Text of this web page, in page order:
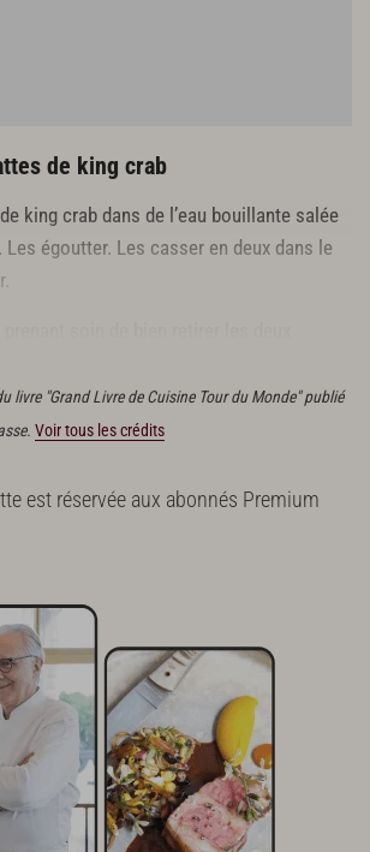
de king crab
king crab dans de l’eau bouillante salée
égoutter. Les casser en deux dans le
livre "Grand Livre de Cuisine Tour du Monde" publié
Voir tous les crédits
est réservée aux abonnés Premium